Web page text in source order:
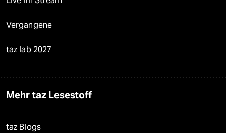
Vergangene
taz lab 2027
Mehr taz Lesestoff
taz Blogs